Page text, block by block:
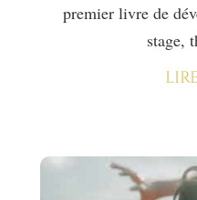
premier livre de
stage,